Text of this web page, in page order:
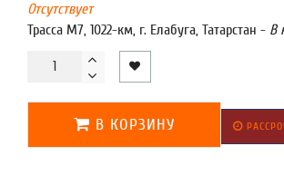
Отсутствует
Трасса М7, 1022-км, г. Елабуга, Татарстан - В
В КОРЗИНУ